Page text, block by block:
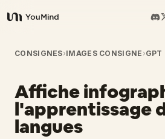
YouMind
Aperçu
Cas d'usage
Compétences
CONSIGNES›IMAGES CONSIGNE ›GPT
Affiche
l'apprentissage
langues